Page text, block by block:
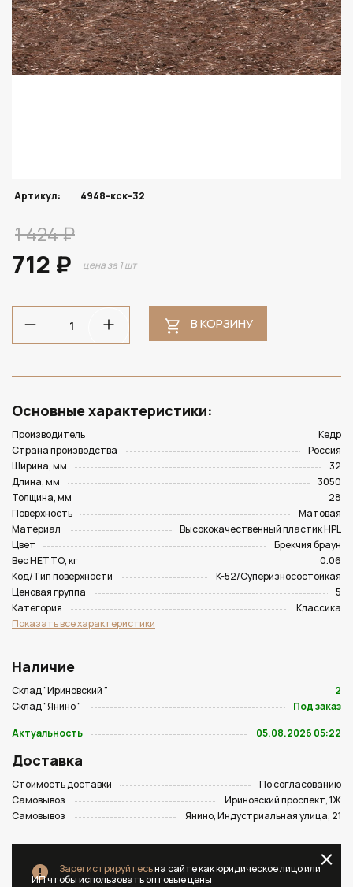
Артикул: 4948-кск-32
1 424 ₽
712 ₽ цена за 1 шт
В КОРЗИНУ
Основные характеристики:
Производитель
Кедр
Страна производства
Россия
Ширина, мм
32
Длина, мм
3050
Толщина, мм
28
Поверхность
Матовая
Материал
Высококачественный пластик HPL
Цвет
Брекчия браун
Вес НЕТТО, кг
0.06
Код/Тип поверхности
K-52/Суперизносостойкая
Ценовая группа
5
Категория
Классика
Показать все характеристики
Наличие
Склад "Ириновский "
2
Склад "Янино "
Под заказ
Актуальность
05.08.2026 05:22
Доставка
Стоимость доставки
По согласованию
Самовывоз
Ириновский проспект, 1Ж
Самовывоз
Янино, Индустриальная улица, 21
Зарегистрируйтесьна сайте как юридическое лицо или
ИП чтобы использовать оптовые цены